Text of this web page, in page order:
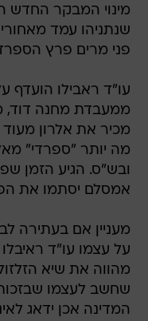
מינוי המבקר החדש
שנתניהו עמד
פני מרים פרץ
עו"ד ראבילו הועדף
ממעבדת מחנה דוד,
מכיר את אלרון מעוד
מה יותר "ספרדי"
ובש"ס. הגיע הזמן
אמסלם יסתמו את
מעניין אם בעתירה
על עצמו עו"ד
מהווה את שיא
שחשב לעצמו
המדינה אכן ידאג